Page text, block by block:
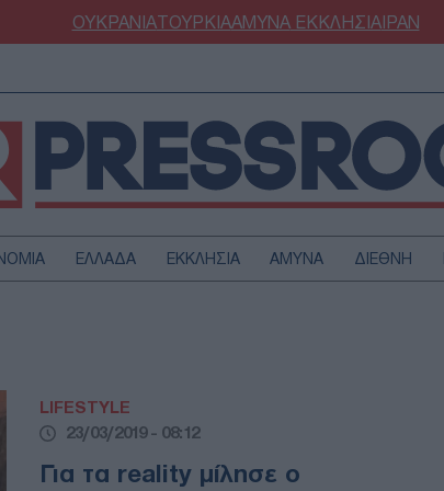
ΟΥΚΡΑΝΙΑΤΟΥΡΚΙΑΑΜΥΝΑΕΚΚΛΗΣΙΑΙΡΑΝ
ΕΛΛΑΔΑ ΕΚΚΛΗΣΙΑ ΑΜΥΝΑ ΔΙΕΘΝΗ
LIFESTYLE
23/03/2019 - 08:12
Για τα reality μίλησε ο